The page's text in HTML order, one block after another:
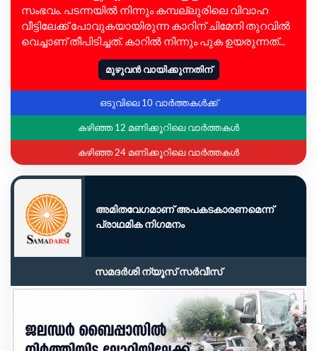
സംഭവം. പടന്നയില്‍ നിന്നും കമ്പല്ലുരിലെ വിവാഹ
വീട്ടിലേക്ക് പോവുകയായിരുന്ന കാറിന് ചിമേനി തുറവില്‍
വെച്ചാണ് തീപിടിച്ചത്. കാറില്‍ നിന്നും പുക ഉയരുന്നത്...
മുഴുവൻ വായിക്കുന്നതിന്
ഒടുവിലെ 10 വാർത്തകൾക്ക്
കഴിഞ്ഞ 12 മണിക്കൂറിലെ വാർത്തകൾ
കഴിഞ്ഞ 24 മണിക്കൂറിലെ വാർത്തകൾ
അമിതവേഗമാണ് അപകടകാരണമെന്ന്
പ്രാഥമിക നിഗമനം
സമദർശി ന്യൂസ് സർവീസ്